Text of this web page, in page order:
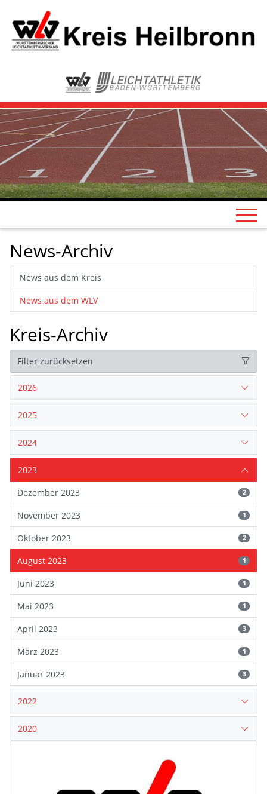
News-Archiv
News aus dem Kreis
News aus dem WLV
Kreis-Archiv
Filter zurücksetzen
2026
2025
2024
2023
Dezember 2023
2
November 2023 1
Oktober 2023 2
August 2023 1
Juni 2023 1
Mai 2023 1
April 2023 3
März 2023 1
Januar 2023 3
2022
2020